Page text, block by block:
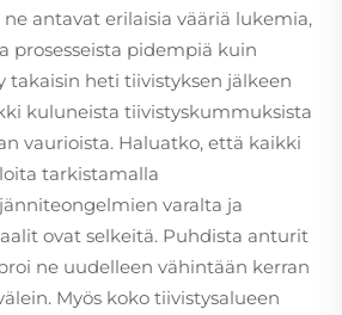
antavat erilaisia vääriä lukemia,
prosesseista pidempiä kuin
takaisin heti tiivistyksen jälkeen
kuluneista tiivistyskummuksista
vaurioista. Haluatko, että kaikki
tarkistamalla
varalta ja
ovat selkeitä. Puhdista anturit
ne uudelleen vähintään kerran
Myös koko tiivistysalueen